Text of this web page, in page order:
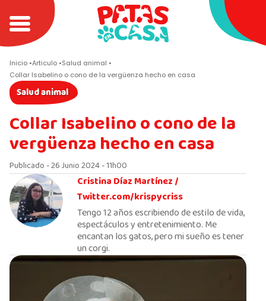
Inicio Articulo Salud animal
Collar Isabelino o cono de la vergüenza hecho en casa
Salud animal
Collar Isabelino o cono de la
vergüenza hecho en casa
Publicado - 26 Junio 2024 - 11h00
Cristina Díaz Martínez /
Twitter.com/krispycriss
Tengo 12 años escribiendo de estilo de vida,
espectáculos y entretenimiento. Me
encantan los gatos, pero mi sueño es tener
un corgi.